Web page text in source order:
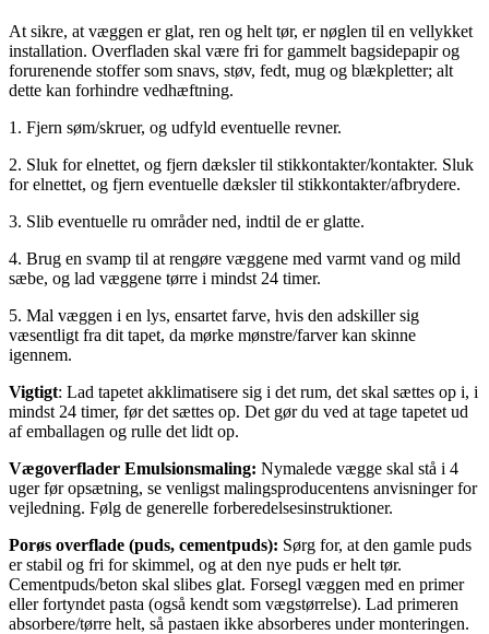
At sikre, at væggen er glat, ren og helt tør, er nøglen til en vellykket
installation. Overfladen skal være fri for gammelt bagsidepapir og
forurenende stoffer som snavs, støv, fedt, mug og blækpletter; alt
dette kan forhindre vedhæftning.
1. Fjern søm/skruer, og udfyld eventuelle revner.
2. Sluk for elnettet, og fjern dæksler til stikkontakter/kontakter. Sluk
for elnettet, og fjern eventuelle dæksler til stikkontakter/afbrydere.
3. Slib eventuelle ru områder ned, indtil de er glatte.
4. Brug en svamp til at rengøre væggene med varmt vand og mild
sæbe, og lad væggene tørre i mindst 24 timer.
5. Mal væggen i en lys, ensartet farve, hvis den adskiller sig
væsentligt fra dit tapet, da mørke mønstre/farver kan skinne
igennem.
Vigtigt: Lad tapetet akklimatisere sig i det rum, det skal sættes op i, i
mindst 24 timer, før det sættes op. Det gør du ved at tage tapetet ud
af emballagen og rulle det lidt op.
Vægoverflader Emulsionsmaling: Nymalede vægge skal stå i 4
uger før opsætning, se venligst malingsproducentens anvisninger for
vejledning. Følg de generelle forberedelsesinstruktioner.
Porøs overflade (puds, cementpuds): Sørg for, at den gamle puds
er stabil og fri for skimmel, og at den nye puds er helt tør.
Cementpuds/beton skal slibes glat. Forsegl væggen med en primer
eller fortyndet pasta (også kendt som vægstørrelse). Lad primeren
absorbere/tørre helt, så pastaen ikke absorberes under monteringen.